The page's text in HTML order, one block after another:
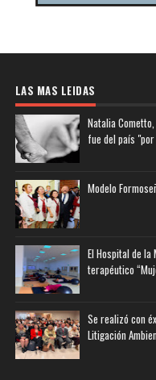
LAS MAS LEIDAS
Natalia
fue del país
Modelo
El Hospital de
terapéutico
Se realizó con
Litigación